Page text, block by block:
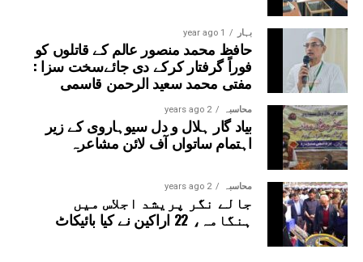
بہار 1 year ago
حافظ محمد منصور عالم کے قاتلوں کو
فوراً گرفتار کرکے دی جائےسخت سزا :
مفتی محمد سعید الرحمن قاسمی
محاسبہ 2 years ago
بیاد گار ہلال و دل سیوہاروی کے زیر
اہتمام ساتواں آف لائن مشاعرہ
محاسبہ 2 years ago
جالے نگر پریشد اجلاس میں
ہنگامہ، 22 اراکین نے کیا بائیکاٹ